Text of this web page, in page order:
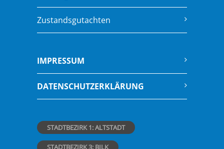
Zustandsgutachten
IMPRESSUM
DATENSCHUTZERKLÄRUNG
STADTBEZIRK 1: ALTSTADT
STADTBEZIRK 3: BILK